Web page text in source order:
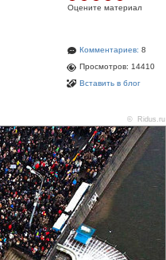
Оцените материал
Комментариев: 8
Просмотров: 14410
Вставить в блог
© Ridus.ru